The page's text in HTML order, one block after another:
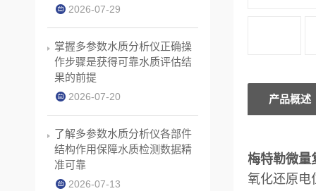
产品概述
梅特勒微量
氧化还原电
2026-07-29
掌握多参数水质分析仪正确操
作步骤是获得可靠水质评估结
果的前提
2026-07-20
了解多参数水质分析仪各部件
结构作用保障水质检测数据精
准可靠
2026-07-13